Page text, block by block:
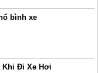
bình xe
Khi Đi Xe Hơi